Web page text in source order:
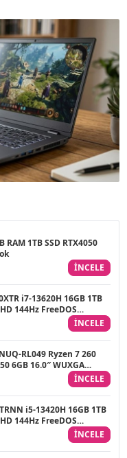
RAM 1TB SSD RTX4050
INCELE
i7-13620H 16GB 1TB
144Hz FreeDOS
INCELE
RL049 Ryzen 7 260
6GB 16.0″ WUXGA
INCELE
i5-13420H 16GB 1TB
144Hz FreeDOS
INCELE